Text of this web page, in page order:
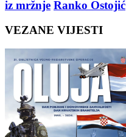
iz mržnje Ranko Ostojić
VEZANE VIJESTI